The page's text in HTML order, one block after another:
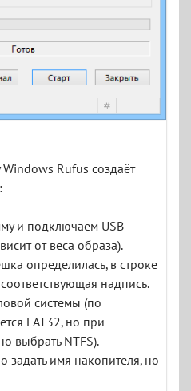
Rufus создаёт
и подключаем USB-
от веса образа).
определилась, в строке
надпись.
системы (по
FAT32, но при
выбрать NTFS).
имя накопителя, но